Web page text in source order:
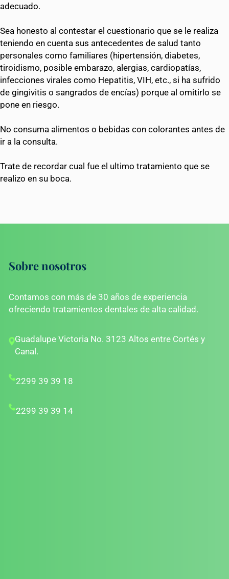
adecuado.
Sea honesto al contestar el cuestionario que se le realiza
teniendo en cuenta sus antecedentes de salud tanto
personales como familiares (hipertensión, diabetes,
tiroidismo, posible embarazo, alergias, cardiopatías,
infecciones virales como Hepatitis, VIH, etc., si ha sufrido
de gingivitis o sangrados de encías) porque al omitirlo se
pone en riesgo.
No consuma alimentos o bebidas con colorantes antes de
ir a la consulta.
Trate de recordar cual fue el ultimo tratamiento que se
realizo en su boca.
Sobre nosotros
Contamos con más de 30 años de experiencia
ofreciendo tratamientos dentales de alta calidad.
Guadalupe Victoria No. 3123 Altos entre Cortés y
Canal.
2299 39 39 18
2299 39 39 14